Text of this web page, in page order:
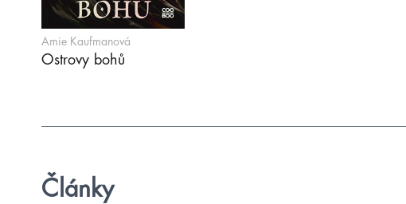
Amie Kaufmanová
Ostrovy bohů
Články